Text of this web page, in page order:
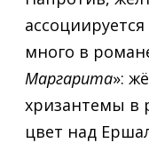
много в
Маргарита»:
хризантемы в
цвет над